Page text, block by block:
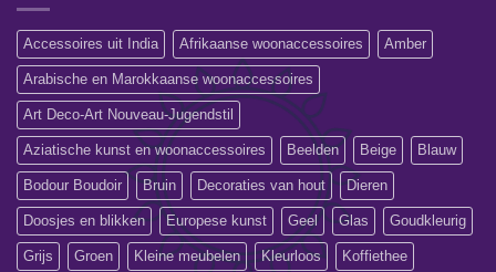
Accessoires uit India Afrikaanse woonaccessoires Amber
Arabische en Marokkaanse woonaccessoires
Art Deco-Art Nouveau-Jugendstil
Aziatische kunst en woonaccessoires Beelden Beige Blauw
Bodour Boudoir Bruin Decoraties van hout Dieren
Doosjes en blikken Europese kunst Geel Glas Goudkleurig
Grijs Groen Kleine meubelen Kleurloos Koffiethee